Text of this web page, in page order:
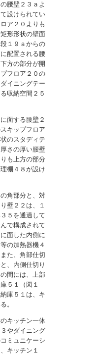
腰壁２３ａよ
設けられてい
ア２０よりも
形形状の壁面
１９ａからの
配置される腰
方の部分が開
フロア２０の
イニングテー
収納空間２５
面する腰壁２
キップフロア
のスタディテ
さの厚い腰壁
も上方の部分
棚４８が設け
角部分と、対
壁２２は、１
５を通過して
で構成されて
面した内側に
の加熱器機４
た、角部仕切
、内側仕切り
間には、上部
５１（図１
庫５１は、キ
。
キッチン一体
やダイニング
ミュニケーシ
キッチン１